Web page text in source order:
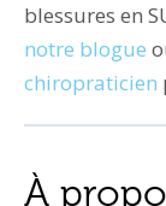
blessures en
notre blogue
chiropraticien
À